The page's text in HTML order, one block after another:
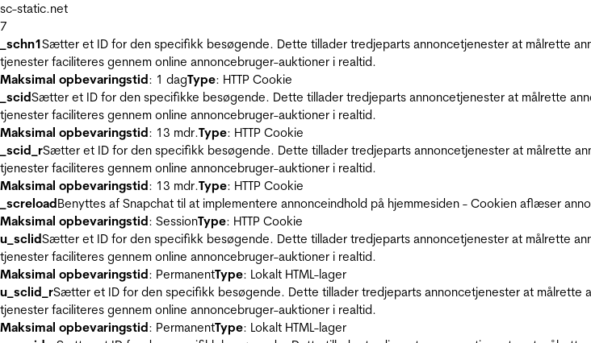
sc-static.net
7
_schn1Sætter et ID for den specifikk besøgende. Dette tillader tredjeparts annoncetjenester at målrette
tjenester faciliteres gennem online annoncebruger-auktioner i realtid.
Maksimal opbevaringstid: 1 dagType: HTTP Cookie
_scidSætter et ID for den specifikke besøgende. Dette tillader tredjeparts annoncetjenester at målrette
tjenester faciliteres gennem online annoncebruger-auktioner i realtid.
Maksimal opbevaringstid: 13 mdr.Type: HTTP Cookie
_scid_rSætter et ID for den specifikk besøgende. Dette tillader tredjeparts annoncetjenester at målrette
tjenester faciliteres gennem online annoncebruger-auktioner i realtid.
Maksimal opbevaringstid: 13 mdr.Type: HTTP Cookie
_screloadBenyttes af Snapchat til at implementere annonceindhold på hjemmesiden - Cookien aflæser
Maksimal opbevaringstid: SessionType: HTTP Cookie
u_sclidSætter et ID for den specifikk besøgende. Dette tillader tredjeparts annoncetjenester at målrette
tjenester faciliteres gennem online annoncebruger-auktioner i realtid.
Maksimal opbevaringstid: PermanentType: Lokalt HTML-lager
u_sclid_rSætter et ID for den specifikk besøgende. Dette tillader tredjeparts annoncetjenester at
tjenester faciliteres gennem online annoncebruger-auktioner i realtid.
Maksimal opbevaringstid: PermanentType: Lokalt HTML-lager